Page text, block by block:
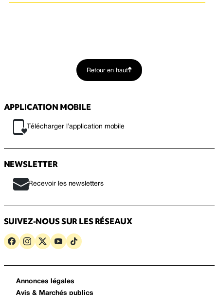
Retour en haut
APPLICATION MOBILE
Télécharger l’application mobile
NEWSLETTER
Recevoir les newsletters
SUIVEZ-NOUS SUR LES RÉSEAUX
Annonces légales
Avis & Marchés publics